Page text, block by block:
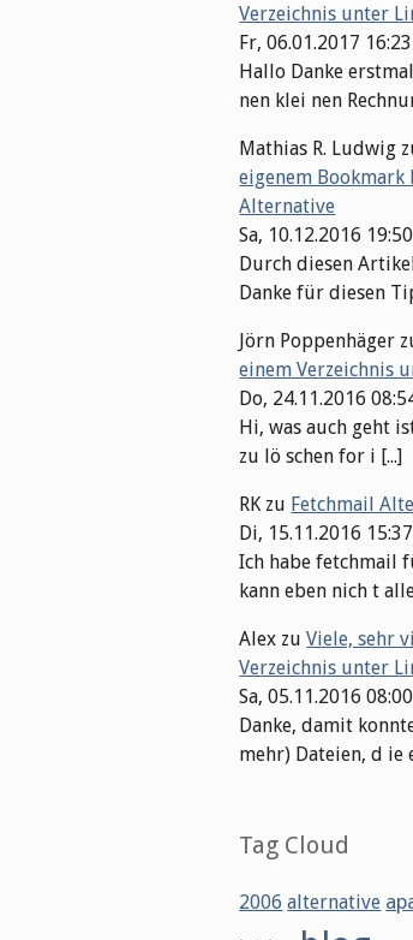
Verzeichnis unter
Fr, 06.01.2017 16:23
Hallo Danke
nen klei nen
Mathias R. Ludwig
eigenem Bookmark
Alternative
Sa, 10.12.2016 19:50
Durch diesen
Danke für diesen
Jörn Poppenhäger
einem Verzeichnis
Do, 24.11.2016
Hi, was auch geht
zu lö schen for i [...]
RK zu Fetchmail
Di, 15.11.2016 15:37
Ich habe fetchmail
kann eben nich t
Alex zuViele, sehr
Verzeichnis unter
Sa, 05.11.2016 08:00
Danke, damit
mehr) Dateien, d ie
Tag Cloud
2006 alternative